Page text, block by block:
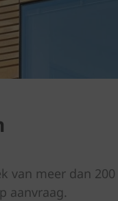
van meer dan
aanvraag.